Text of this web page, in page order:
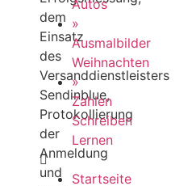
dem
Einsatz
des
Versanddienstleisters
Sendinblue,
Protokollierung
der
Anmeldung
und
Autos
»
Ausmalbilder
Weihnachten
»
Zahlen
Schreiben
Lernen
Startseite